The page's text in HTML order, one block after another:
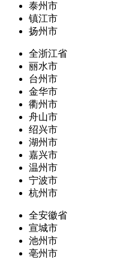
泰州市
镇江市
扬州市
全浙江省
丽水市
台州市
金华市
衢州市
舟山市
绍兴市
湖州市
嘉兴市
温州市
宁波市
杭州市
全安徽省
宣城市
池州市
亳州市